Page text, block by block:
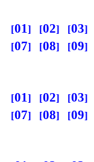
01 02 03
07
08 09
01 02 03
07
08 09